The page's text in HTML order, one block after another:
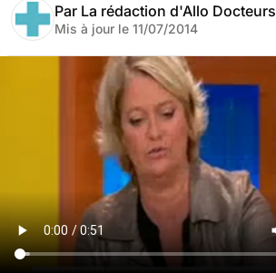
Par La rédaction d'Allo Docteurs
Mis à jour le 11/07/2014